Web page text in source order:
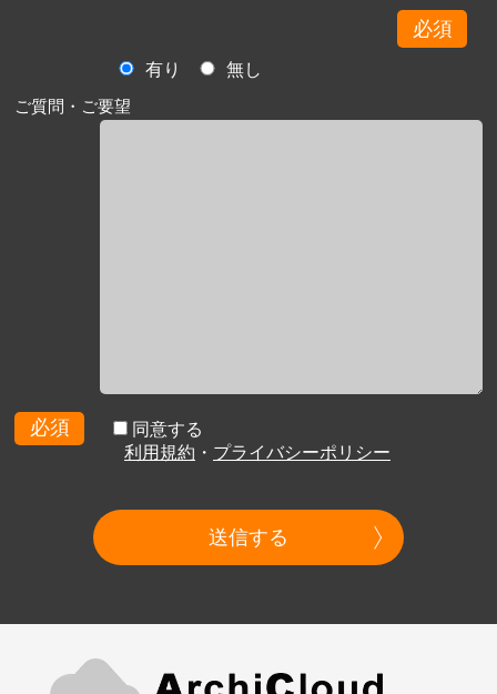
必須
有り
無し
ご質問・ご要望
必須
同意する
利用規約 ・ プライバシーポリシー
送信する